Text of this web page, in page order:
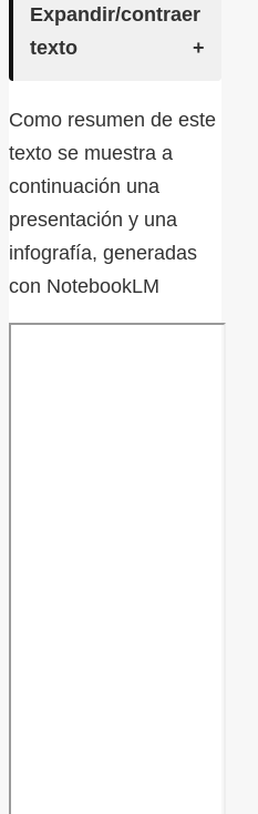
Expandir/contraer
texto
Como resumen de este
texto se muestra a
continuación una
presentación y una
infografía, generadas
con NotebookLM